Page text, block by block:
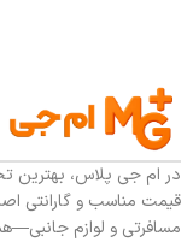
در ام جی پلاس، بهترین
قیمت مناسب و گارانتی
مسافرتی و لوازم